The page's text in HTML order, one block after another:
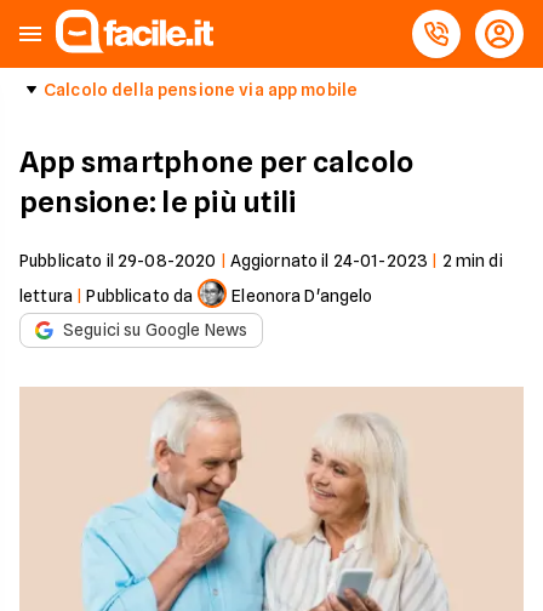
Calcolo della pensione via app mobile
App smartphone per calcolo
pensione: le più utili
Pubblicato il 29-08-2020 Aggiornato il 24-01-2023 2 min di
lettura |Pubblicato da
Eleonora D'angelo
Seguici su Google News